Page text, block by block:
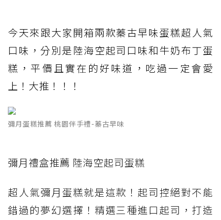
今天來跟大家開箱兩款蓁古早味蛋糕超人氣
口味，分別是陸海空起司口味和牛奶布丁蛋
糕，平價且實在的好味道，吃過一定會愛
上！大推！！！
彌月蛋糕推薦 桃園伴手禮-蓁古早味
彌月禮盒推薦 陸海空起司蛋糕
超人氣彌月蛋糕就是這款！起司控絕對不能
錯過的夢幻選擇！精選三種進口起司，打造